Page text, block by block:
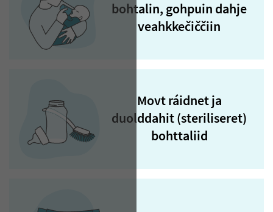
bohtalin, gohpuin dahje
veahkkečiččiin
Movt ráidnet ja
duolddahit (steriliseret)
bohttaliid